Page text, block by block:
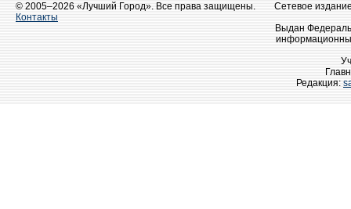
© 2005–2026 «Лучший Город». Все права защищены.
Контакты
Сетевое
Выдан
Редакция: